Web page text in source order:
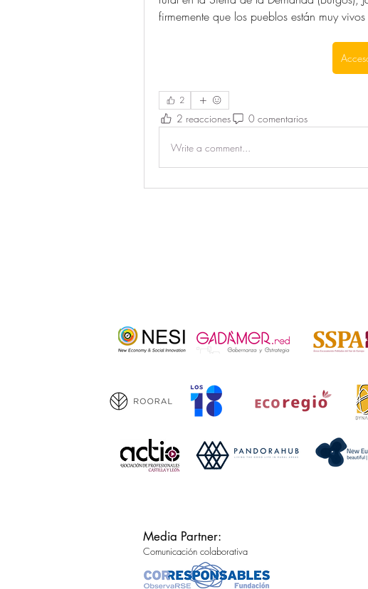
firmemente que los pueblos están muy
2
2 reacciones 0 comentarios
Write a comment...
Media Partner:
Comunicación colaborativa